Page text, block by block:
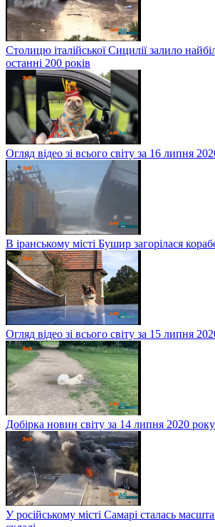
Столицю італійської Сицилії залило
останні 200 років
Огляд відео зі всього світу за 16 липня
В іранському місті Бушир загорілася
Огляд відео зі всього світу за 15 липня
Добірка новин світу за 14 липня 2020 року
У російському місті Самарі сталась